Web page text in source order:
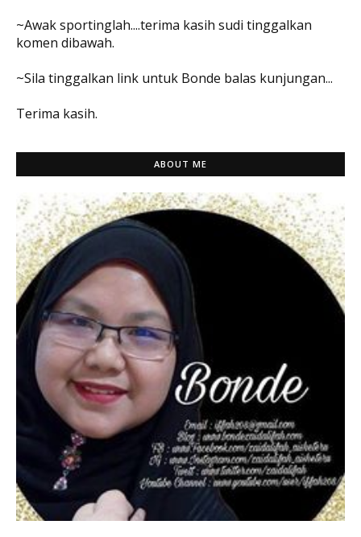
~Awak sportinglah....terima kasih sudi tinggalkan
komen dibawah.
~Sila tinggalkan link untuk Bonde balas kunjungan...
Terima kasih.
ABOUT ME